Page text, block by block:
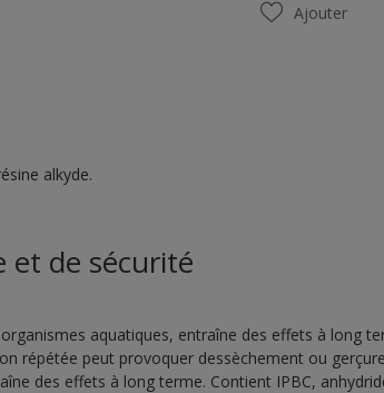
Ajouter
alkyde.
de sécurité
aquatiques, entraîne des effets à long
répétée peut provoquer dessèchement ou
des effets à long terme. Contient IPBC,